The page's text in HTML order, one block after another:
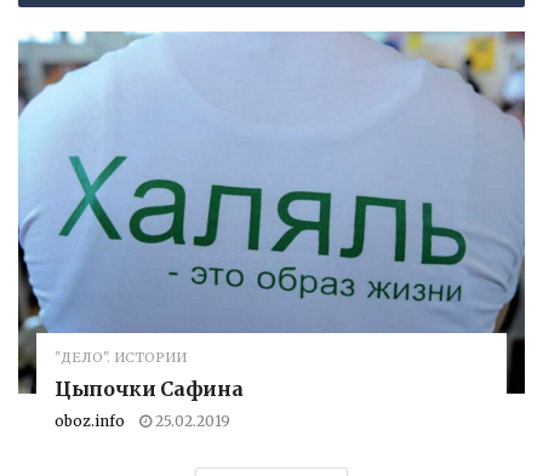
"ДЕЛО". ИСТОРИИ
Цыпочки Сафина
oboz.info 25.02.2019